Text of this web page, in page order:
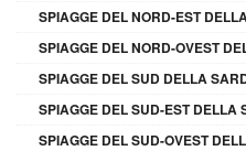
SPIAGGE DEL NORD-EST
SPIAGGE DEL NORD-OVEST
SPIAGGE DEL SUD DELLA
SPIAGGE DEL SUD-EST DELLA
SPIAGGE DEL SUD-OVEST